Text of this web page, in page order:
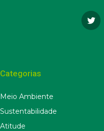
Categorias
Meio Ambiente
Sustentabilidade
Atitude